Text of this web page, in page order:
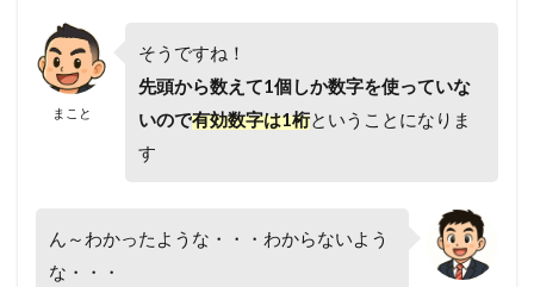
まこと
そうですね！
先頭から数えて1個しか数字を使っていな
いので有効数字は1桁ということになりま
す
ん～わかったような・・・わからないよう
な・・・